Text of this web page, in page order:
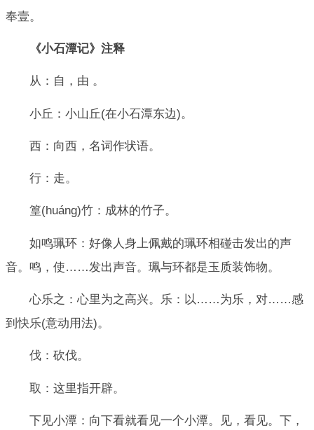
奉壹。
《小石潭记》注释
从：自，由 。
小丘：小山丘(在小石潭东边)。
西：向西，名词作状语。
行：走。
篁(huáng)竹：成林的竹子。
如鸣珮环：好像人身上佩戴的珮环相碰击发出的声
音。鸣，使……发出声音。珮与环都是玉质装饰物。
心乐之：心里为之高兴。乐：以……为乐，对……感
到快乐(意动用法)。
伐：砍伐。
取：这里指开辟。
下见小潭：向下看就看见一个小潭。见，看见。下，